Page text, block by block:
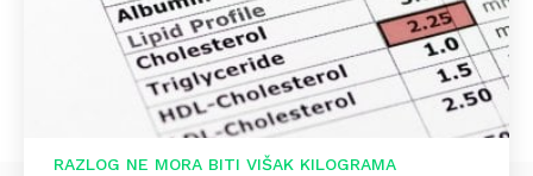
RAZLOG NE MORA BITI VIŠAK KILOGRAMA